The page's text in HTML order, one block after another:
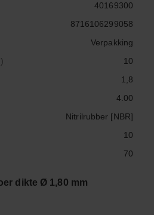
40169300
8716106299058
Verpakking
10
1,8
4.00
Nitrilrubber [NBR]
10
70
dikte Ø 1,80 mm